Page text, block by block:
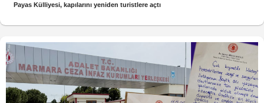
Payas Külliyesi, kapılarını yeniden turistlere açtı